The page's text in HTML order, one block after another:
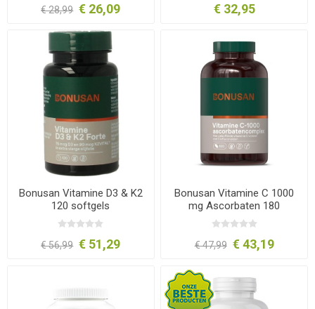
€ 28,99 € 26,09 € 32,95
Bonusan Vitamine D3 & K2
120 softgels
€ 56,99 € 51,29
Bonusan Vitamine C 1000
mg Ascorbaten 180
tabletten
€ 47,99 € 43,19